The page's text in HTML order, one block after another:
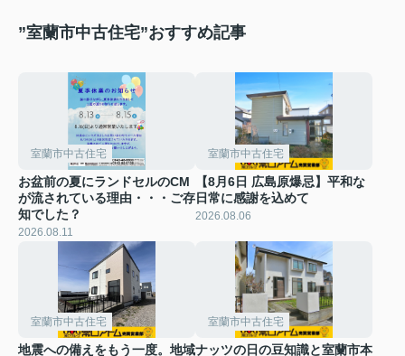
”室蘭市中古住宅”おすすめ記事
室蘭市中古住宅
お盆前の夏にランドセルのCM
が流されている理由・・・ご存
知でした？
2026.08.11
室蘭市中古住宅
【8月6日 広島原爆忌】平和な
日常に感謝を込めて
2026.08.06
室蘭市中古住宅
地震への備えをもう一度。地域
室蘭市中古住宅
ナッツの日の豆知識と室蘭市本